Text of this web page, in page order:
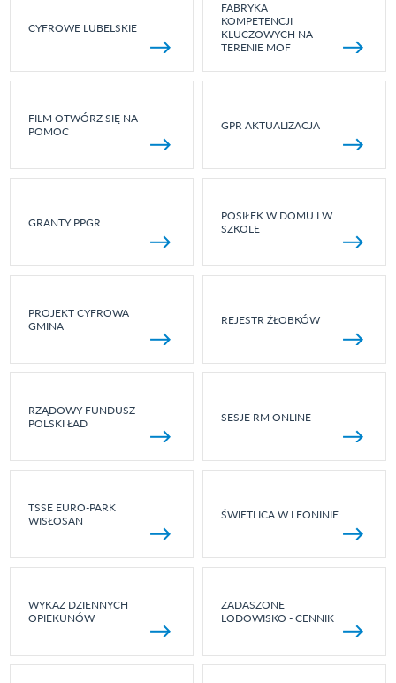
CYFROWE LUBELSKIE
FABRYKA
KOMPETENCJI
KLUCZOWYCH NA
TERENIE MOF
FILM OTWÓRZ SIĘ NA
POMOC
GPR AKTUALIZACJA
GRANTY PPGR
POSIŁEK W DOMU I W
SZKOLE
PROJEKT CYFROWA
GMINA
REJESTR ŻŁOBKÓW
RZĄDOWY FUNDUSZ
POLSKI ŁAD
SESJE RM ONLINE
TSSE EURO-PARK
WISŁOSAN
ŚWIETLICA W LEONINIE
WYKAZ DZIENNYCH
OPIEKUNÓW
ZADASZONE
LODOWISKO - CENNIK